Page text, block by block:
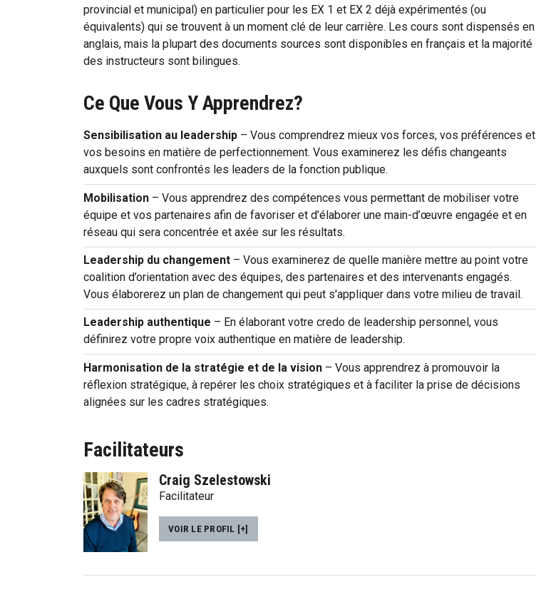
provincial et municipal) en particulier pour les EX 1 et EX 2 déjà expérimentés (ou
équivalents) qui se trouvent à un moment clé de leur carrière. Les cours sont dispensés en
anglais, mais la plupart des documents sources sont disponibles en français et la majorité
des instructeurs sont bilingues.
Ce Que Vous Y Apprendrez?
Sensibilisation au leadership – Vous comprendrez mieux vos forces, vos préférences et
vos besoins en matière de perfectionnement. Vous examinerez les défis changeants
auxquels sont confrontés les leaders de la fonction publique.
Mobilisation – Vous apprendrez des compétences vous permettant de mobiliser votre
équipe et vos partenaires afin de favoriser et d’élaborer une main-d’œuvre engagée et en
réseau qui sera concentrée et axée sur les résultats.
Leadership du changement – Vous examinerez de quelle manière mettre au point votre
coalition d’orientation avec des équipes, des partenaires et des intervenants engagés.
Vous élaborerez un plan de changement qui peut s'appliquer dans votre milieu de travail.
Leadership authentique – En élaborant votre credo de leadership personnel, vous
définirez votre propre voix authentique en matière de leadership.
Harmonisation de la stratégie et de la vision – Vous apprendrez à promouvoir la
réflexion stratégique, à repérer les choix stratégiques et à faciliter la prise de décisions
alignées sur les cadres stratégiques.
Facilitateurs
Craig Szelestowski
Facilitateur
VOIR LE PROFIL [+]